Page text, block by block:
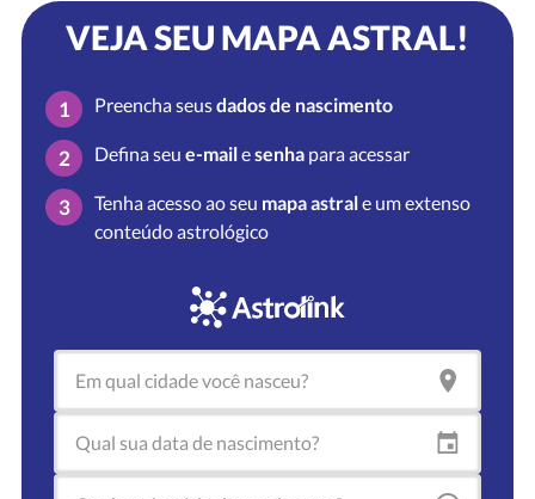
VEJA SEU MAPA ASTRAL!
1 Preencha seusdados de nascimento
2 Defina seu e-mailesenha para acessar
3 Tenha acesso ao seu mapa astrale um extenso
conteúdo astrológico